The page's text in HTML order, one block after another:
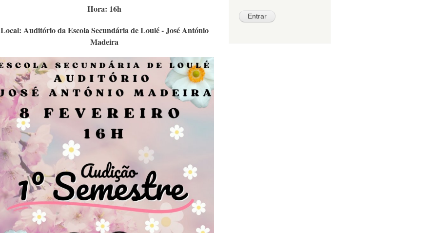
Hora: 16h
Local: Auditório da Escola Secundária de Loulé - José António
Madeira